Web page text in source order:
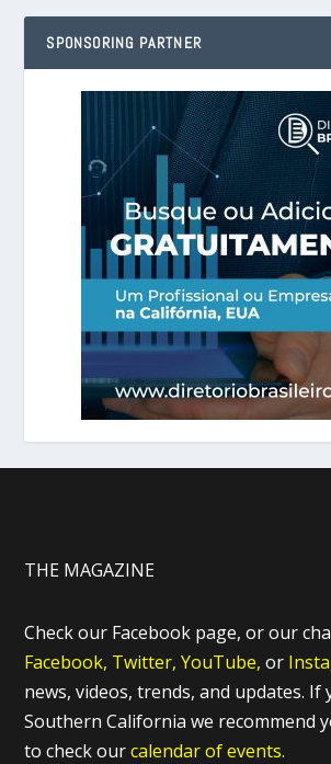
SPONSORING PARTNER
THE MAGAZINE
Check our Facebook page, or our
Facebook, Twitter, YouTube, or
news, videos, trends, and updates. If
Southern California we recommend
to check ourcalendar of events.